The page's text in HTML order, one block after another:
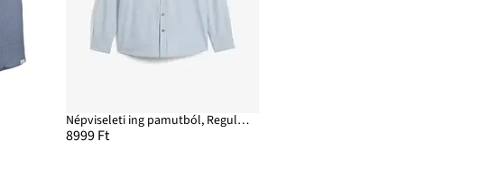
Népviseleti ing pamutból, Regular Fit
8999 Ft